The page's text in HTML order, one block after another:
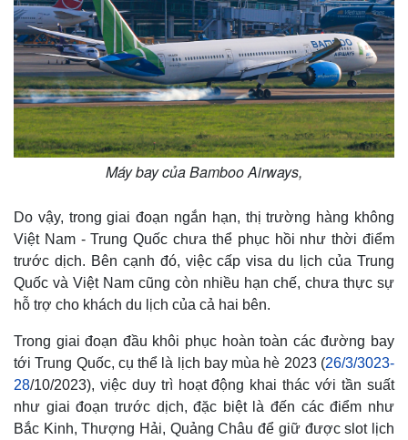
Bất động sản
Khởi nghiệp
Thị trường
Giá vàng
Tiêu dùng
Tỷ giá
Chứng khoán
Giá cà phê
Máy bay của Bamboo Airways,
Do vậy, trong giai đoạn ngắn hạn, thị trường hàng không
Việt Nam - Trung Quốc chưa thể phục hồi như thời điểm
trước dịch. Bên cạnh đó, việc cấp visa du lịch của Trung
Quốc và Việt Nam cũng còn nhiều hạn chế, chưa thực sự
hỗ trợ cho khách du lịch của cả hai bên.
Trong giai đoạn đầu khôi phục hoàn toàn các đường bay
tới Trung Quốc, cụ thể là lịch bay mùa hè 2023 (26/3/3023-
28/10/2023), việc duy trì hoạt động khai thác với tần suất
như giai đoạn trước dịch, đặc biệt là đến các điểm như
Bắc Kinh, Thượng Hải, Quảng Châu để giữ được slot lịch